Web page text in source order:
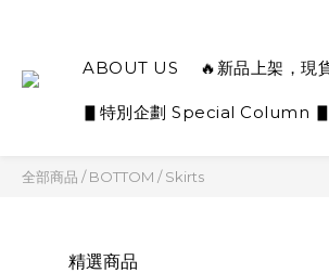
ABOUT US 🔥新品上架，現
▋特別企劃 Special Column ▋
全部商品 /BOTTOM /Skirts
精選商品